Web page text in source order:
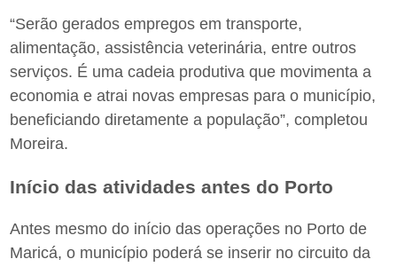
“Serão gerados empregos em transporte,
alimentação, assistência veterinária, entre outros
serviços. É uma cadeia produtiva que movimenta a
economia e atrai novas empresas para o município,
beneficiando diretamente a população”, completou
Moreira.
Início das atividades antes do Porto
Antes mesmo do início das operações no Porto de
Maricá, o município poderá se inserir no circuito da